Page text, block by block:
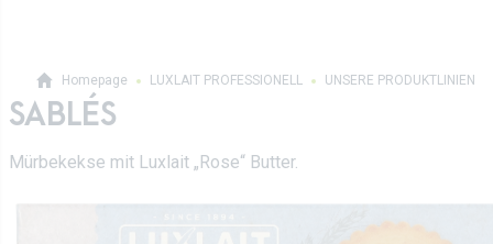
Pro Produkte
Auf Maß
Homepage LUXLAIT PROFESSIONELL UNSERE PRODUKTLINIEN
SABLÉS
Mürbekekse mit Luxlait „Rose“ Butter.